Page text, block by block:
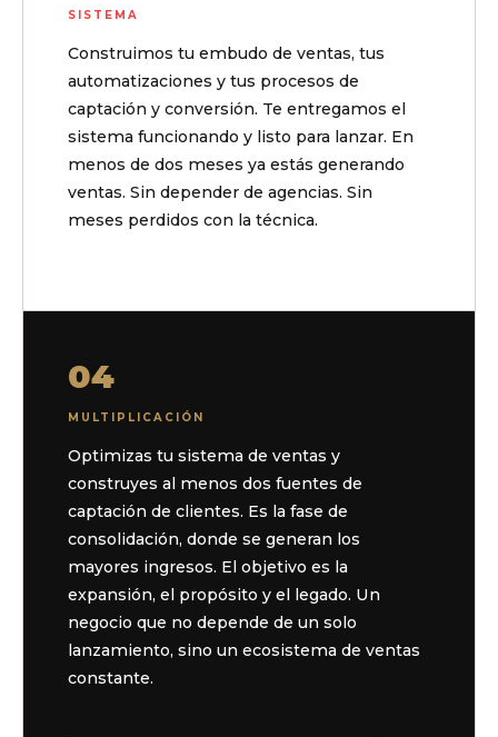
SISTEMA
Construimos tu embudo de ventas, tus
automatizaciones y tus procesos de
captación y conversión. Te entregamos el
sistema funcionando y listo para lanzar. En
menos de dos meses ya estás generando
ventas. Sin depender de agencias. Sin
meses perdidos con la técnica.
04
MULTIPLICACIÓN
Optimizas tu sistema de ventas y
construyes al menos dos fuentes de
captación de clientes. Es la fase de
consolidación, donde se generan los
mayores ingresos. El objetivo es la
expansión, el propósito y el legado. Un
negocio que no depende de un solo
lanzamiento, sino un ecosistema de ventas
constante.